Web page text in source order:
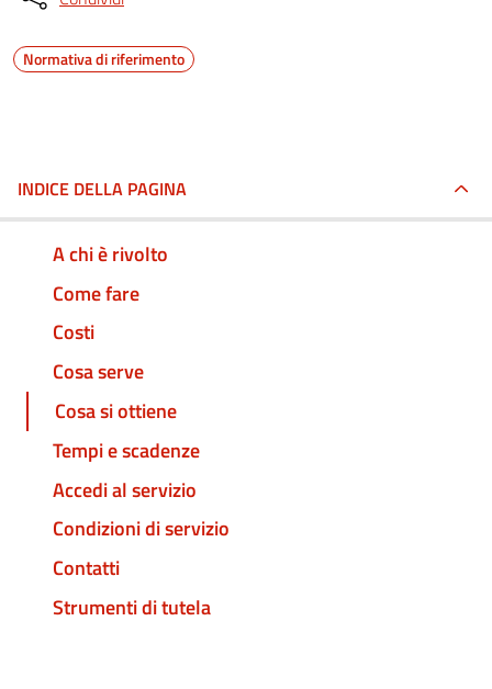
Normativa di riferimento
INDICE DELLA PAGINA
A chi è rivolto
Come fare
Costi
Cosa serve
Cosa si ottiene
Tempi e scadenze
Accedi al servizio
Condizioni di servizio
Contatti
Strumenti di tutela